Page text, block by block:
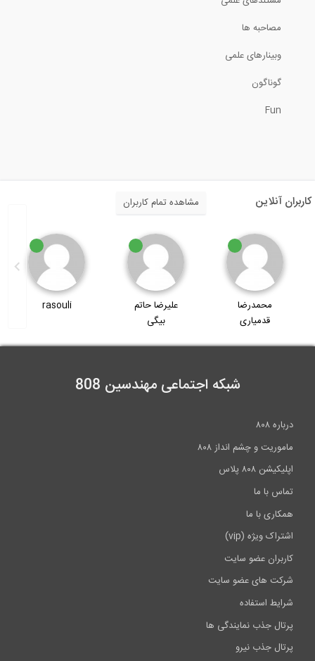
مصاحبه ها
وبینارهای علمی
گوناگون
Fun
کاربران آنلاین مشاهده تمام کاربران
محمدرضا
قدمیاری
علیرضا حاتم
بیگی
rasouli
شبکه اجتماعی مهندسین 808
درباره ۸۰۸
ماموریت و چشم انداز ۸۰۸
اپلیکیشن ۸۰۸ پلاس
تماس با ما
همکاری با ما
اشتراک ویژه (vip)
کاربران عضو سایت
شرکت های عضو سایت
شرایط استفاده
پرتال جذب نمایندگی ها
پرتال جذب نیرو